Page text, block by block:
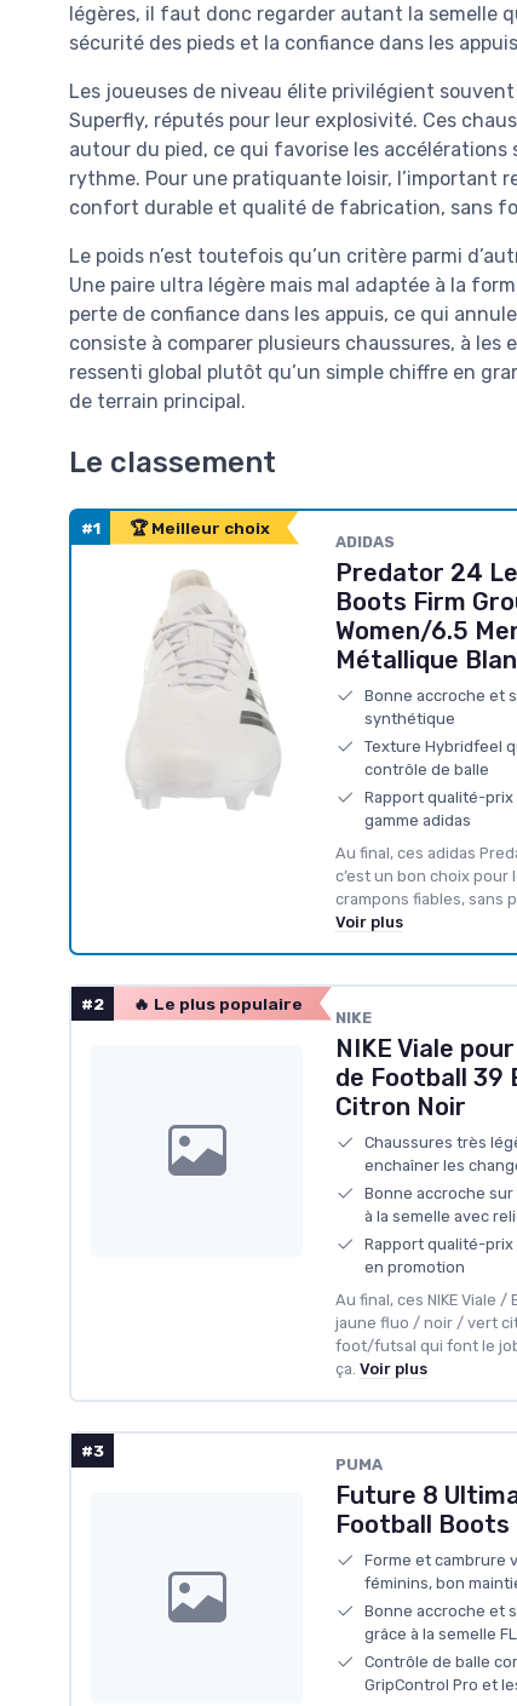
légères, il faut donc regarder autant la semelle
sécurité des pieds et la confiance dans les
Les joueuses de niveau élite privilégient
Superfly, réputés pour leur explosivité. Ces
autour du pied, ce qui favorise les
rythme. Pour une pratiquante loisir, l’important
confort durable et qualité de fabrication, sans
Le poids n’est toutefois qu’un critère parmi
Une paire ultra légère mais mal adaptée à la
perte de confiance dans les appuis, ce qui
consiste à comparer plusieurs chaussures, à
ressenti global plutôt qu’un simple chiffre en
de terrain principal.
Le classement
#1 🏆 Meilleur choix
ADIDAS
Predator 24
Boots Firm
Women/6.5
Métallique
Bonne accroche et
synthétique
Texture Hybridfeel
contrôle de balle
Rapport qualité-
gamme adidas
Au final, ces adidas
c’est un bon choix
crampons fiables, sans
Voir plus
#2 🔥 Le plus populaire
NIKE
NIKE Viale
de Football 39
Citron Noir
Chaussures très
enchaîner les
Bonne accroche
à la semelle avec
Rapport qualité-
en promotion
Au final, ces NIKE Viale
jaune fluo / noir / vert
foot/futsal qui font le
ça. Voir plus
#3
PUMA
Future 8
Football Boots
Forme et cambrure
féminins, bon
Bonne accroche et
grâce à la semelle
Contrôle de balle
GripControl Pro et